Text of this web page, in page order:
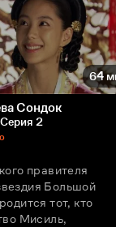
64
Сондок
2
правителя
Большой
тот, кто
Мисиль,